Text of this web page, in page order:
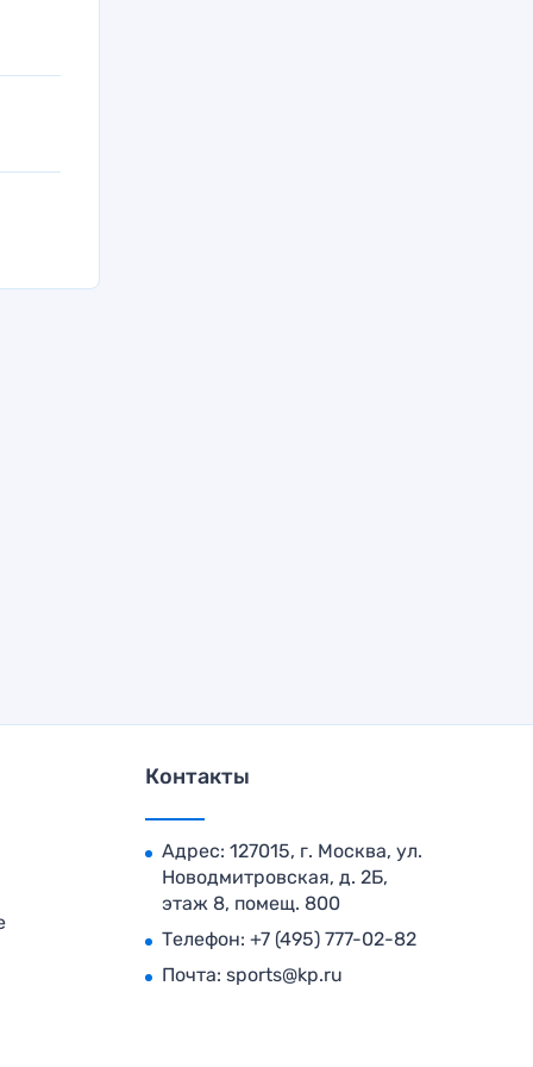
Контакты
Адрес: 127015, г. Москва, ул.
Новодмитровская, д. 2Б,
этаж 8, помещ. 800
Телефон: +7 (495) 777-02-82
Почта: sports@kp.ru